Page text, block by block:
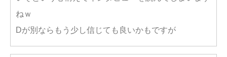
ねｗ
Dが別ならもう少し信じても良いかもですが